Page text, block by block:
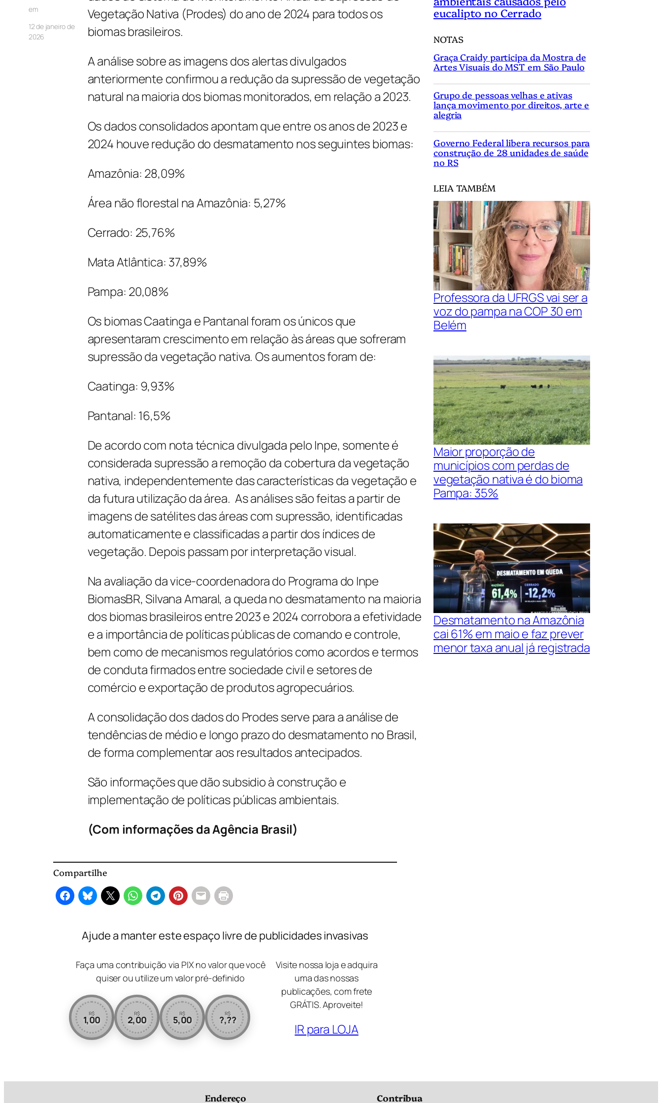
em
12 de janeiro de
2026
Vegetação Nativa (Prodes) do ano de 2024 para todos os
biomas brasileiros.
A análise sobre as imagens dos alertas divulgados
anteriormente confirmou a redução da supressão de vegetação
natural na maioria dos biomas monitorados, em relação a 2023.
Os dados consolidados apontam que entre os anos de 2023 e
2024 houve redução do desmatamento nos seguintes biomas:
Amazônia: 28,09%
Área não florestal na Amazônia: 5,27%
Cerrado: 25,76%
Mata Atlântica: 37,89%
Pampa: 20,08%
Os biomas Caatinga e Pantanal foram os únicos que
apresentaram crescimento em relação às áreas que sofreram
supressão da vegetação nativa. Os aumentos foram de:
Caatinga: 9,93%
Pantanal: 16,5%
De acordo com nota técnica divulgada pelo Inpe, somente é
considerada supressão a remoção da cobertura da vegetação
nativa, independentemente das características da vegetação e
da futura utilização da área. As análises são feitas a partir de
imagens de satélites das áreas com supressão, identificadas
automaticamente e classificadas a partir dos índices de
vegetação. Depois passam por interpretação visual.
Na avaliação da vice-coordenadora do Programa do Inpe
BiomasBR, Silvana Amaral, a queda no desmatamento na maioria
dos biomas brasileiros entre 2023 e 2024 corrobora a efetividade
e a importância de políticas públicas de comando e controle,
bem como de mecanismos regulatórios como acordos e termos
de conduta firmados entre sociedade civil e setores de
comércio e exportação de produtos agropecuários.
A consolidação dos dados do Prodes serve para a análise de
tendências de médio e longo prazo do desmatamento no Brasil,
de forma complementar aos resultados antecipados.
São informações que dão subsidio à construção e
implementação de políticas públicas ambientais.
(Com informações da Agência Brasil)
Compartilhe
Ajude a manter este espaço livre de publicidades invasivas
Faça uma contribuição via PIX no valor que você
quiser ou utilize um valor pré-definido
R$
1,00
R$
2,00
R$
5,00
R$
?,??
Visite nossa loja e adquira
uma das nossas
publicações, com frete
GRÁTIS. Aproveite!
IR para LOJA
eucalipto no Cerrado
NOTAS
Graça Craidy participa da Mostra de
Artes Visuais do MST em São Paulo
Grupo de pessoas velhas e ativas
lança movimento por direitos, arte e
alegria
Governo Federal libera recursos para
construção de 28 unidades de saúde
no RS
LEIA TAMBÉM
Professora da UFRGS vai ser a
voz do pampa na COP 30 em
Belém
Maior proporção de
municípios com perdas de
vegetação nativa é do bioma
Pampa: 35%
Desmatamento na Amazônia
cai 61% em maio e faz prever
menor taxa anual já registrada
Endereço Contribua